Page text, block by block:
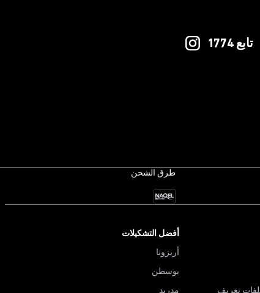
تابع 1774
طرق الشحن
تعريف
أفضل التشكيلات
أريزونا
بوسطن
مدريد